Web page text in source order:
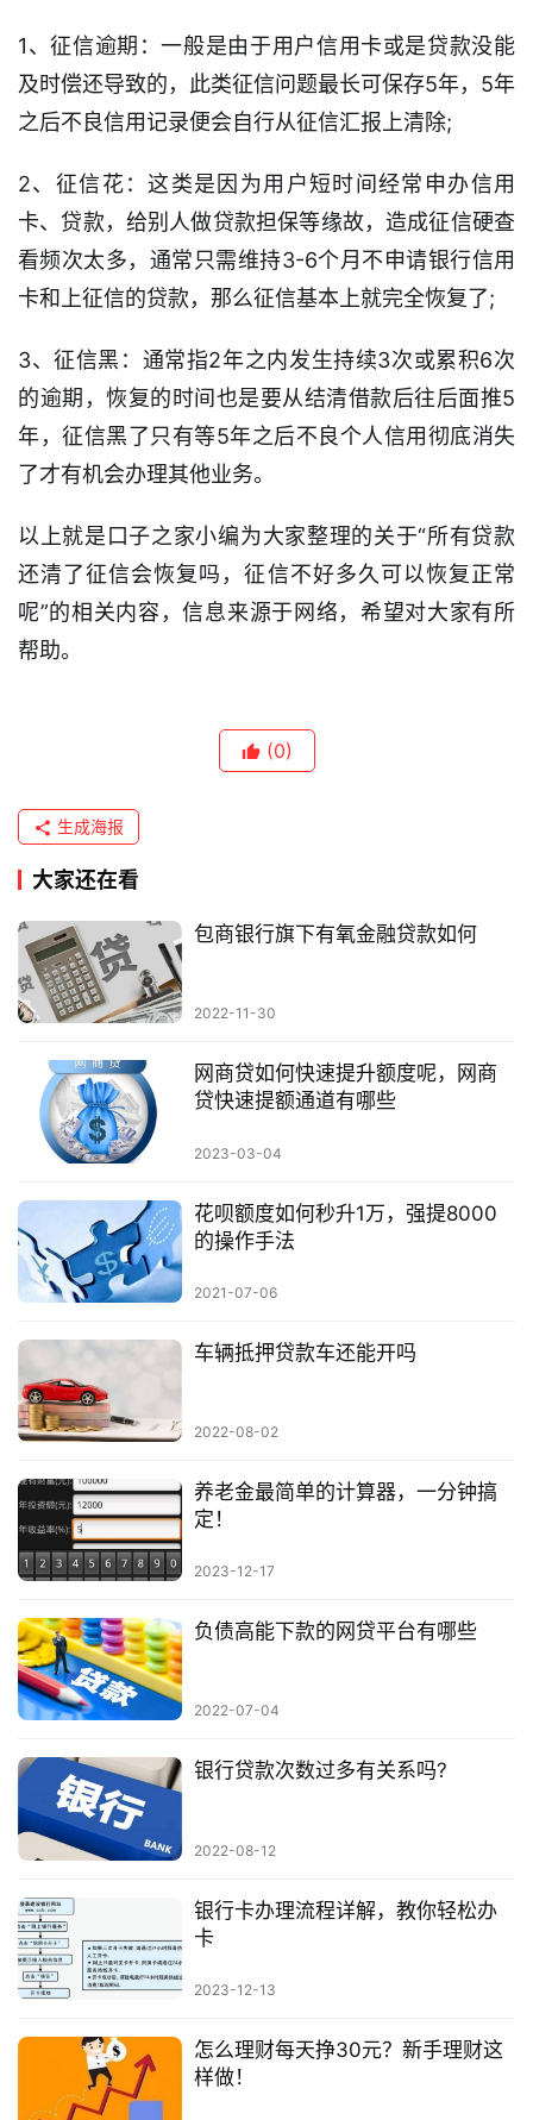
信
息
信
卡
逾
期
催
贷
款
攻
1、征信逾期：一般是由于用户信用卡或是贷款没能
及时偿还导致的，此类征信问题最长可保存5年，5年
之后不良信用记录便会自行从征信汇报上清除;
2、征信花：这类是因为用户短时间经常申办信用
卡、贷款，给别人做贷款担保等缘故，造成征信硬查
看频次太多，通常只需维持3-6个月不申请银行信用
卡和上征信的贷款，那么征信基本上就完全恢复了;
3、征信黑：通常指2年之内发生持续3次或累积6次
的逾期，恢复的时间也是要从结清借款后往后面推5
年，征信黑了只有等5年之后不良个人信用彻底消失
了才有机会办理其他业务。
以上就是口子之家小编为大家整理的关于“所有贷款
还清了征信会恢复吗，征信不好多久可以恢复正常
呢”的相关内容，信息来源于网络，希望对大家有所
帮助。
(0)
生成海报
大家还在看
包商银行旗下有氧金融贷款如何
2022-11-30
网商贷如何快速提升额度呢，网商
贷快速提额通道有哪些
2023-03-04
花呗额度如何秒升1万，强提8000
的操作手法
2021-07-06
车辆抵押贷款车还能开吗
2022-08-02
养老金最简单的计算器，一分钟搞
定！
2023-12-17
负债高能下款的网贷平台有哪些
2022-07-04
银行贷款次数过多有关系吗?
2022-08-12
银行卡办理流程详解，教你轻松办
卡
2023-12-13
怎么理财每天挣30元？新手理财这
样做！